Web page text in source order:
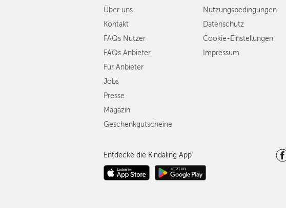
Über uns
Kontakt
FAQs Nutzer
FAQs Anbieter
Für Anbieter
Jobs
Presse
Magazin
Geschenkgutscheine
Nutzungsbedingungen
Datenschutz
Cookie-Einstellungen
Impressum
Entdecke die Kindaling App